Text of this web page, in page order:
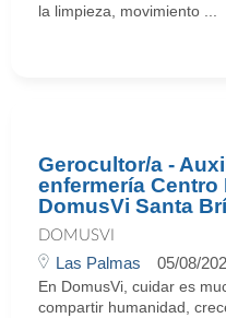
la limpieza, movimiento ...
Gerocultor/a -
enfermería Centro
DomusVi Santa
DOMUSVI
Las Palmas 05/08/
En DomusVi, cuidar es
compartir humanidad,